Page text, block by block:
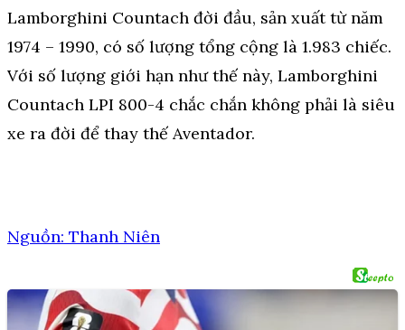
Lamborghini Countach đời đầu, sản xuất từ năm
1974 – 1990, có số lượng tổng cộng là 1.983 chiếc.
Với số lượng giới hạn như thế này, Lamborghini
Countach LPI 800-4 chắc chắn không phải là siêu
xe ra đời để thay thế Aventador.
Nguồn: Thanh Niên